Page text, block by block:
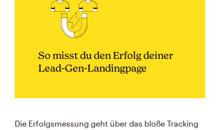
So misst du den Erfolg deiner
Lead-Gen-Landingpage
Die Erfolgsmessung geht über das bloße Tracking